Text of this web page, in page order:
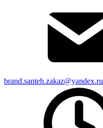
brand.santeh.zakaz@yandex.ru